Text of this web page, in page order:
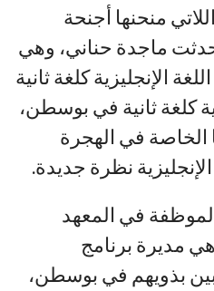
منحنها أجنحة
ماجدة حناني، وهي
الإنجليزية كلغة ثانية
كلغة ثانية في بوسطن،
في الهجرة
نظرة جديدة.
في المعهد
مديرة برنامج
بذويهم في بوسطن،